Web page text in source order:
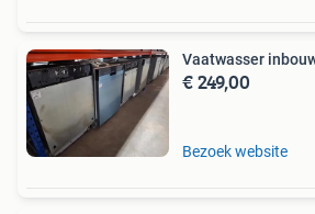
Vaatwasser
€ 249,00
Bezoek website